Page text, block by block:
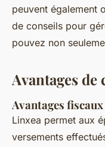
peuvent également
de conseils pour
pouvez non
Avantages
Avantages
Linxea permet aux
versements